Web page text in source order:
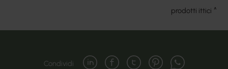
prodotti ittici
Condividi